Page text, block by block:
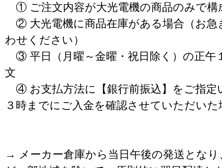
① ご注文内容が大光電機の商品のみで構
② 大光電機に商品在庫がある場合（お急
わせください）
③ 平日（月曜～金曜・祝日除く）の正午
文
④ お支払方法に【銀行前振込】をご指定
３時までにご入金を確認させていただいた
→ メーカー倉庫から当日午後の発送となり